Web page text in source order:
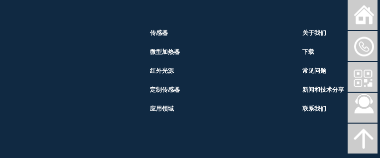
传感器
微型加热器
红外光源
定制传感器
应用领域
关于我们
下载
常见问题
新闻和技术分享
联系我们